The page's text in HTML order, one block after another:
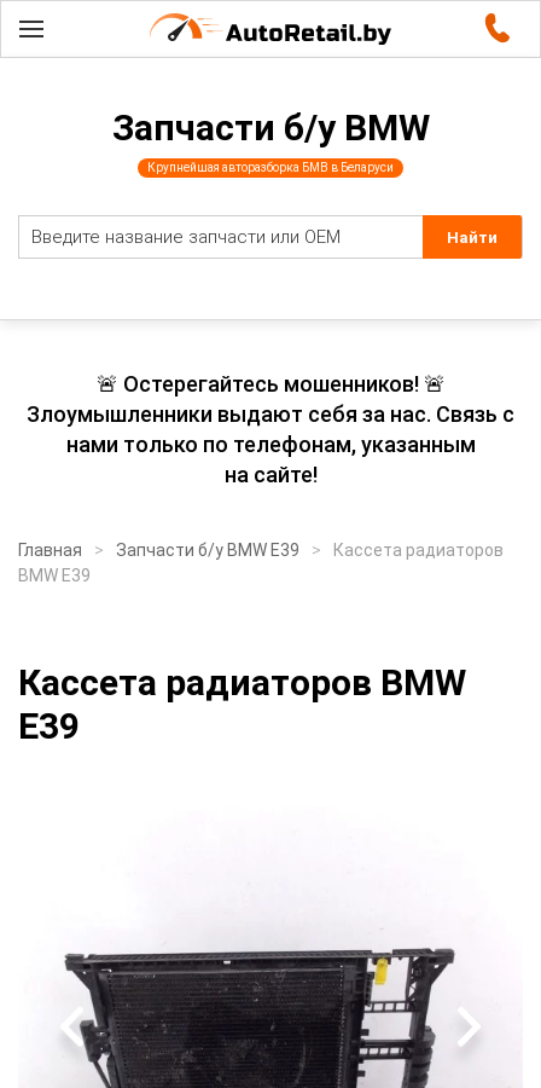
Запчасти б/у BMW
Крупнейшая авторазборка БМВ в Беларуси
🚨 Остерегайтесь мошенников! 🚨
Злоумышленники выдают себя за нас. Связь с
нами только по телефонам, указанным
на сайте!
Главная Запчасти б/у BMW E39
Кассета радиаторов
BMW E39
Кассета радиаторов BMW
E39